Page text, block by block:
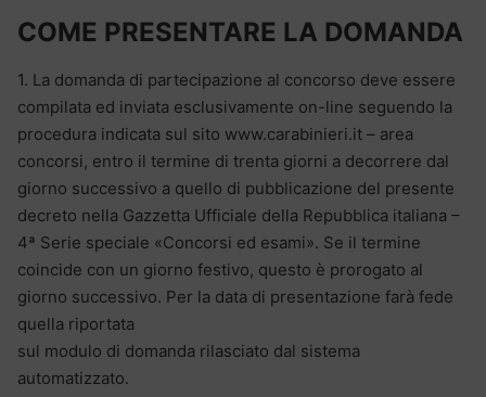
COME PRESENTARE LA DOMANDA
1. La domanda di partecipazione al concorso deve essere
compilata ed inviata esclusivamente on-line seguendo la
procedura indicata sul sito www.carabinieri.it – area
concorsi, entro il termine di trenta giorni a decorrere dal
giorno successivo a quello di pubblicazione del presente
decreto nella Gazzetta Ufficiale della Repubblica italiana –
4ª Serie speciale «Concorsi ed esami». Se il termine
coincide con un giorno festivo, questo è prorogato al
giorno successivo. Per la data di presentazione farà fede
quella riportata
sul modulo di domanda rilasciato dal sistema
automatizzato.